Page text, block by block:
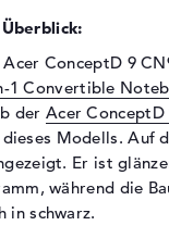
ConceptD 9
1 Convertible
der Acer ConceptD
Modells. Auf
Er ist
während die
in schwarz.